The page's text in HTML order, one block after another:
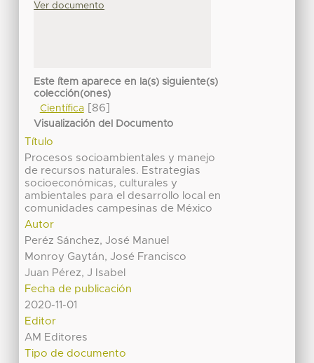
Ver documento
Este ítem aparece en la(s) siguiente(s)
colección(ones)
Científica[86]
Visualización del Documento
Título
Procesos socioambientales y manejo
de recursos naturales. Estrategias
socioeconómicas, culturales y
ambientales para el desarrollo local en
comunidades campesinas de México
Autor
Peréz Sánchez, José Manuel
Monroy Gaytán, José Francisco
Juan Pérez, J Isabel
Fecha de publicación
2020-11-01
Editor
AM Editores
Tipo de documento